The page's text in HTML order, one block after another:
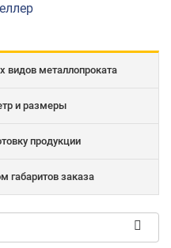
видов металлопроката
и размеры
продукции
габаритов заказа